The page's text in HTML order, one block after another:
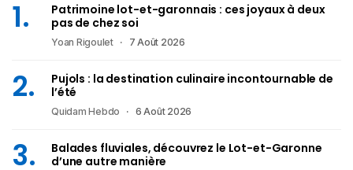
Patrimoine lot-et-garonnais : ces joyaux à deux
pas de chez soi
Yoan Rigoulet 7 Août 2026
Pujols : la destination culinaire incontournable de
l’été
Quidam Hebdo 6 Août 2026
Balades fluviales, découvrez le Lot-et-Garonne
d’une autre manière